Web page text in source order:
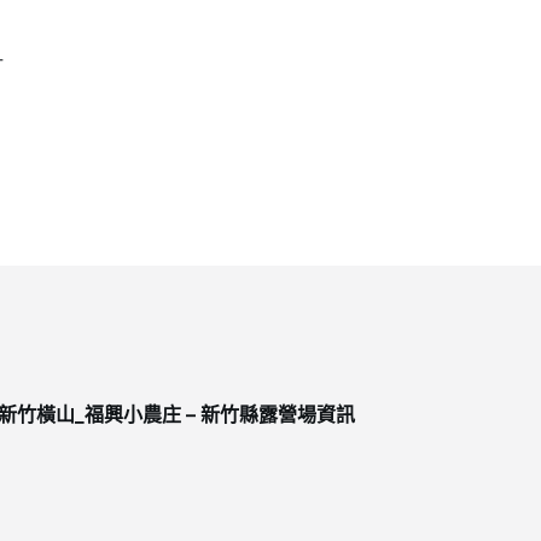
竹橫山_福興小農庄 – 新竹縣露營場資訊